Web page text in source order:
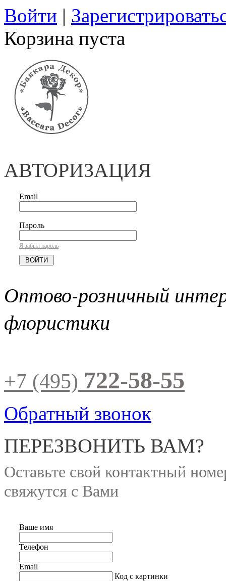
Войти |
Корзина пуста
АВТОРИЗАЦИЯ
Email
Пароль
Я забыл пароль
Оптово-розничный
флористики
+7 (495) 722-58-55
Обратный звонок
ПЕРЕЗВОНИТЬ ВАМ?
Оставьте свой контактный
свяжутся с Вами
Ваше имя
Телефон
Email
Код с картинки